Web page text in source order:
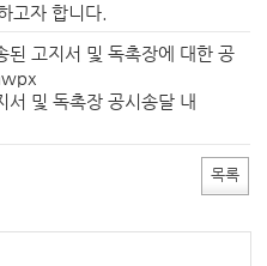
고자 합니다.
고지서 및 독촉장에 대한 공
및 독촉장 공시송달 내
목록